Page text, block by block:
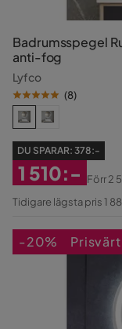
Badrumsspegel
anti-fog
Lyfco
(8)
DU SPARAR: 378:-
Rabatterat
1 510:-
Original
Förr2
Tidigare lägsta pris 1
-20% Prisvärt